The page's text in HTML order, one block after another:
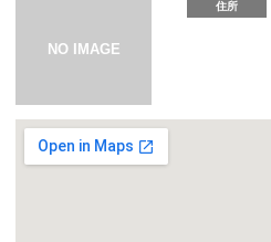
カーリース体験談
住所